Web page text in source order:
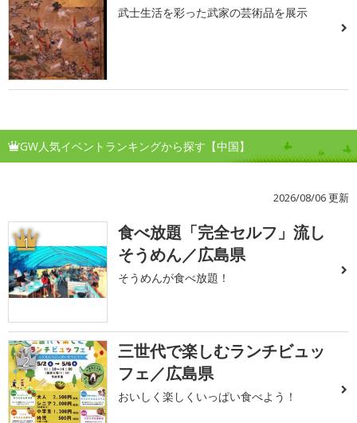
武士生活を彩った武家の芸術品を展示
GW人気イベントランキングから探す【中国】
2026/08/06 更新
1
食べ放題「完全セルフ」流し
そうめん／広島県
そうめんが食べ放題！
2
三世代で楽しむランチビュッ
フェ／広島県
おいしく楽しくいっぱい食べよう！